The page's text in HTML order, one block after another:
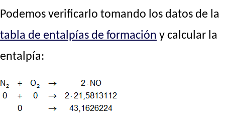
Podemos verificarlo tomando los datos de la
tabla de entalpías de formación y calcular la
entalpía: